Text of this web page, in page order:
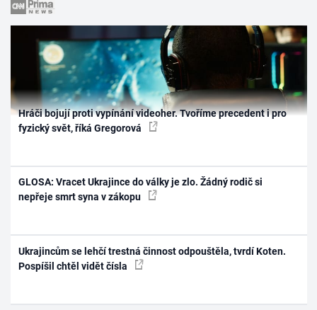
Hráči bojují proti vypínání videoher. Tvoříme precedent i pro
fyzický svět, říká Gregorová
GLOSA: Vracet Ukrajince do války je zlo. Žádný rodič si
nepřeje smrt syna v zákopu
Ukrajincům se lehčí trestná činnost odpouštěla, tvrdí Koten.
Pospíšil chtěl vidět čísla